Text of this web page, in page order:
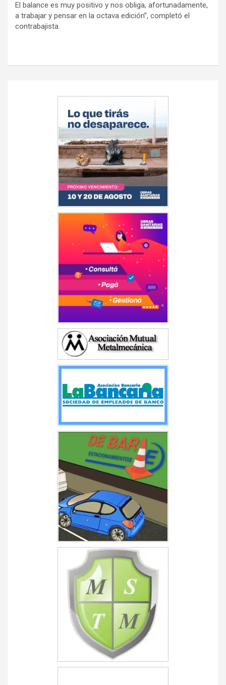
El balance es muy positivo y nos obliga, afortunadamente,
a trabajar y pensar en la octava edición”, completó el
contrabajista.